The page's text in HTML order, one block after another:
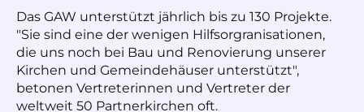
Das GAW unterstützt jährlich bis zu 130 Projekte.
"Sie sind eine der wenigen Hilfsorgranisationen,
die uns noch bei Bau und Renovierung unserer
Kirchen und Gemeindehäuser unterstützt",
betonen Vertreterinnen und Vertreter der
weltweit 50 Partnerkirchen oft.